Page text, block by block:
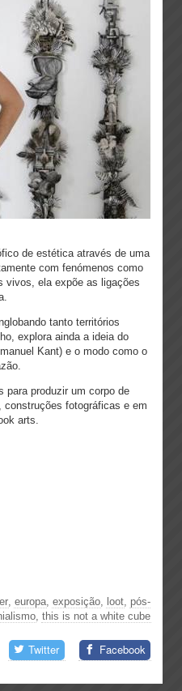
de estética através de uma
com fenómenos como
vivos, ela expõe as ligações
tanto territórios
explora ainda a ideia do
Kant) e o modo como o
para produzir um corpo de
construções fotográficas e em
arts.
, europa, exposição, loot, pós-
, this is not a white cube
Twitter Facebook